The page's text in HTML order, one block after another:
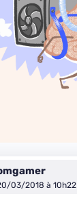
03/2018 à 10h22